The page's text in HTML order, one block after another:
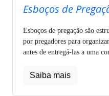
Esboços de
Esboços de pregação são
por pregadores para
antes de entregá-las a uma
Saiba mais